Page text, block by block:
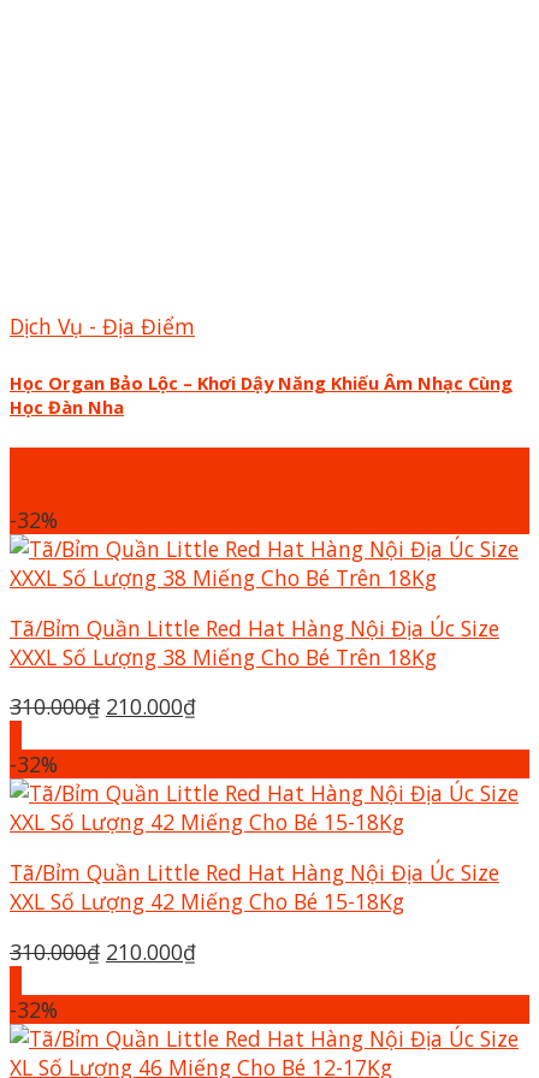
Dịch Vụ - Địa Điểm
Học Organ Bảo Lộc – Khơi Dậy Năng Khiếu Âm Nhạc Cùng
Học Đàn Nha
-32%
Tã/Bỉm Quần Little Red Hat Hàng Nội Địa Úc Size
XXXL Số Lượng 38 Miếng Cho Bé Trên 18Kg
310.000₫ Giá
310.000₫.
210.000₫Giá
là:
210.000₫.
-32%
Tã/Bỉm Quần Little Red Hat Hàng Nội Địa Úc Size
XXL Số Lượng 42 Miếng Cho Bé 15-18Kg
310.000₫ Giá
310.000₫.
210.000₫Giá
là:
210.000₫.
-32%